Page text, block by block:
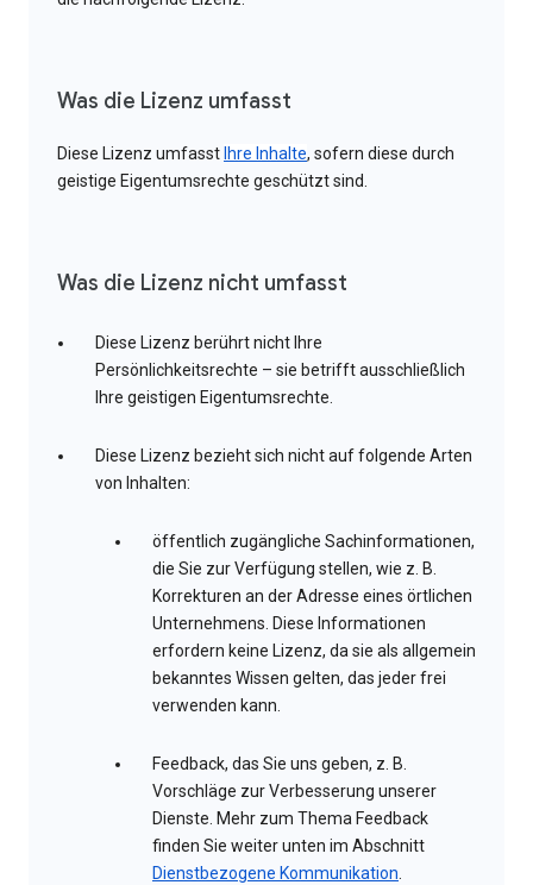
Was die Lizenz umfasst
Diese Lizenz umfasst Ihre Inhalte, sofern diese durch
geistige Eigentumsrechte geschützt sind.
Was die Lizenz nicht umfasst
Diese Lizenz berührt nicht Ihre
Persönlichkeitsrechte – sie betrifft ausschließlich
Ihre geistigen Eigentumsrechte.
Diese Lizenz bezieht sich nicht auf folgende Arten
von Inhalten:
öffentlich zugängliche Sachinformationen,
die Sie zur Verfügung stellen, wie z. B.
Korrekturen an der Adresse eines örtlichen
Unternehmens. Diese Informationen
erfordern keine Lizenz, da sie als allgemein
bekanntes Wissen gelten, das jeder frei
verwenden kann.
Feedback, das Sie uns geben, z. B.
Vorschläge zur Verbesserung unserer
Dienste. Mehr zum Thema Feedback
finden Sie weiter unten im Abschnitt
Dienstbezogene Kommunikation.